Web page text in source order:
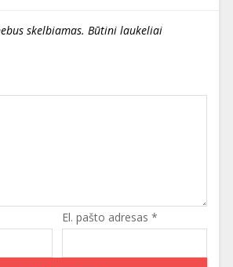
skelbiamas. Būtini laukeliai
El. pašto adresas *